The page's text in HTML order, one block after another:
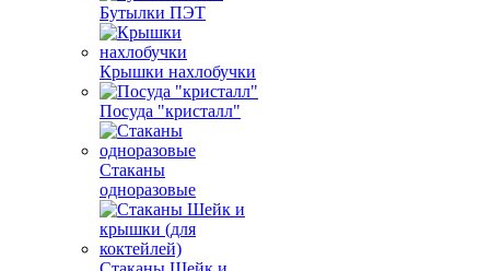
Бутылки ПЭТ
Крышки нахлобучки
Посуда "кристалл"
Стаканы
одноразовые